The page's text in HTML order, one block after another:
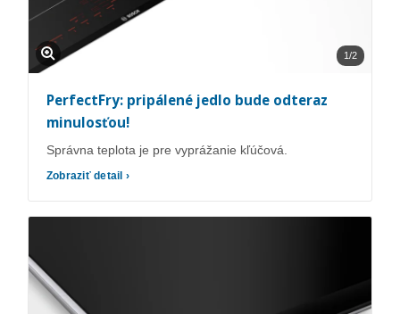
1/2
PerfectFry: pripálené jedlo bude odteraz
minulosťou!
Správna teplota je pre vyprážanie kľúčová.
Zobraziť detail ›